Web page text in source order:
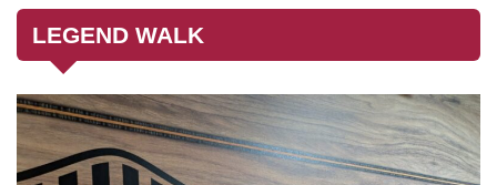
LEGEND WALK